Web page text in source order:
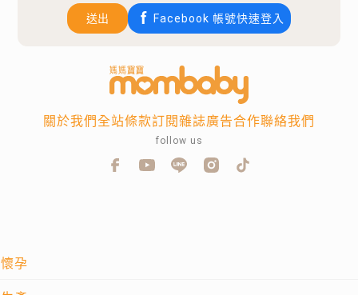
送出 Facebook 帳號快速登入
懷孕
關於我們全站條款訂閱雜誌廣告合作聯絡我們
follow us